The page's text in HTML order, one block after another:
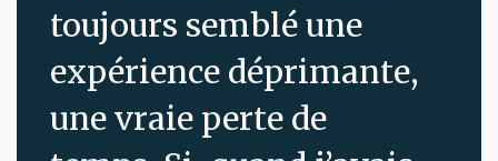
toujours semblé une
expérience déprimante,
une vraie perte de